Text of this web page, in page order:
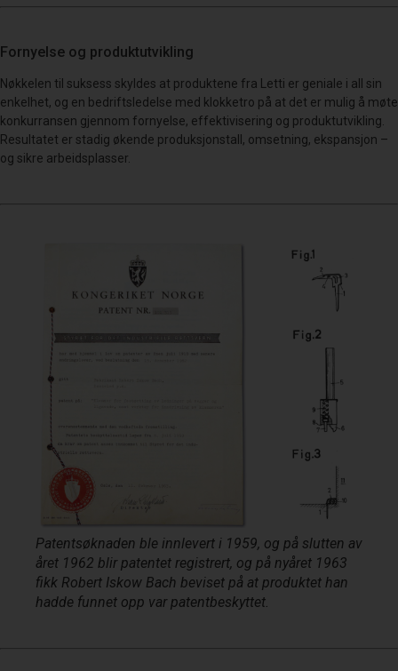
Fornyelse og produktutvikling
Nøkkelen til suksess skyldes at produktene fra Letti er geniale i all sin
enkelhet, og en bedriftsledelse med klokketro på at det er mulig å møte
konkurransen gjennom fornyelse, effektivisering og produktutvikling.
Resultatet er stadig økende produksjonstall, omsetning, ekspansjon –
og sikre arbeidsplasser.
Patentsøknaden ble innlevert i 1959, og på slutten av
året 1962 blir patentet registrert, og på nyåret 1963
fikk Robert Iskow Bach beviset på at produktet han
hadde funnet opp var patentbeskyttet.